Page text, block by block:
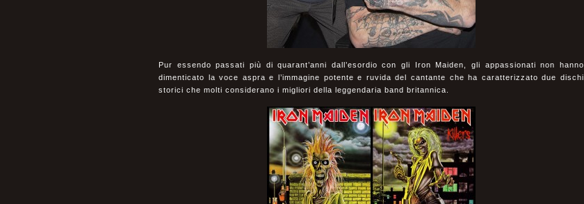
Pur essendo passati più di quarant’anni dall’esordio con gli Iron Maiden, gli appassionati non hanno
dimenticato la voce aspra e l’immagine potente e ruvida del cantante che ha caratterizzato due dischi
storici che molti considerano i migliori della leggendaria band britannica.